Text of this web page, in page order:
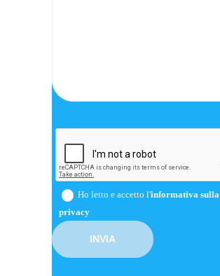
Ho letto e accetto l'informativa sulla
privacy